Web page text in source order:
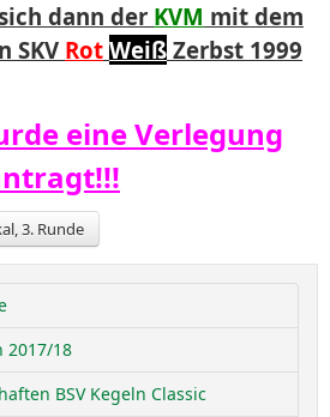
dann der KVM mit dem
SKV Rot Weiß Zerbst 1999
eine Verlegung
3. Runde
2017/18
BSV Kegeln Classic